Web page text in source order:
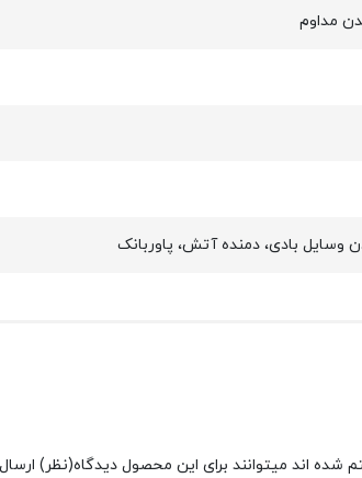
مداوم
وسایل بادی، دمنده آتش، پاوربانک
اند میتوانند برای این محصول دیدگاه(نظر)